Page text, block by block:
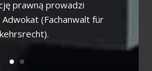
prawną prowadzi
(Fachanwalt für